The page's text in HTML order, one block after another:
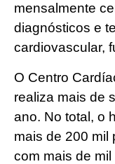
mensalmente
diagnósticos e
cardiovascular,
O Centro
realiza mais de
ano. No total, o
mais de 200 mil
com mais de